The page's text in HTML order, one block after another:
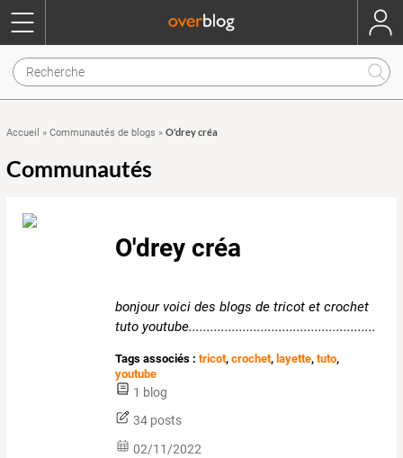
Accueil » Communautés de blogs » O'drey créa
Communautés
O'drey créa
bonjour voici des blogs de tricot et crochet
tuto youtube....................................................
Tags associés : tricot,crochet,layette,tuto,
youtube
1 blog
34 posts
02/11/2022